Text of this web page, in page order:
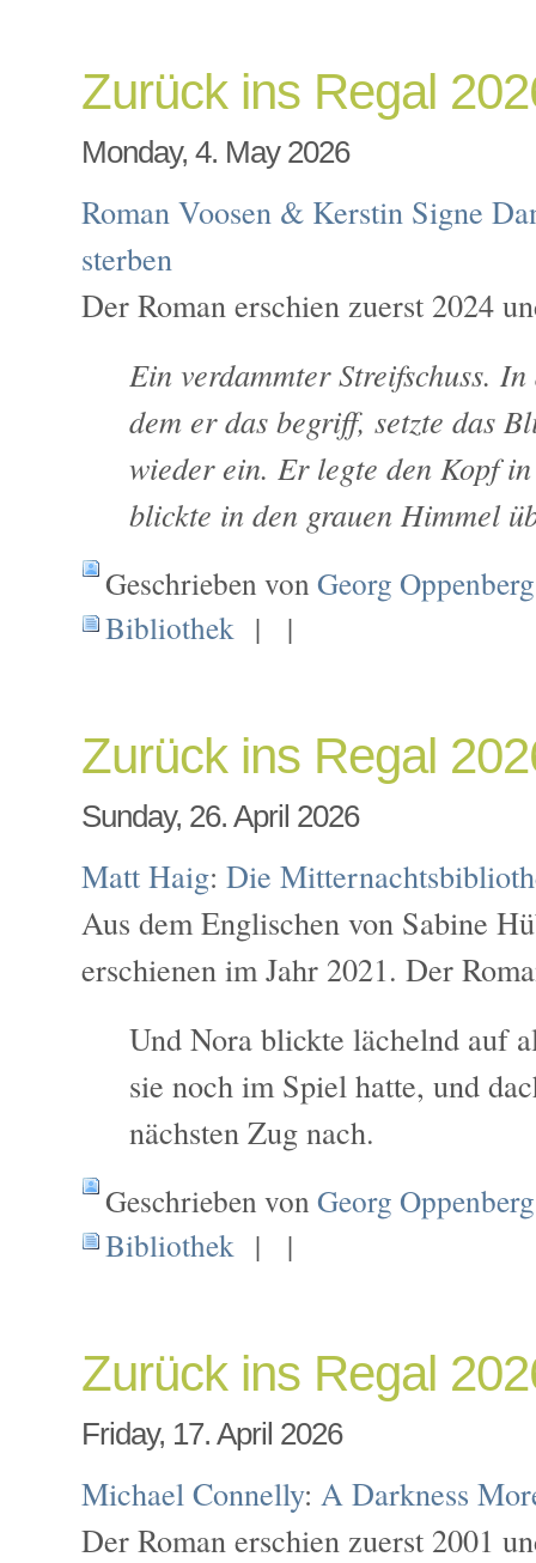
Zurück ins Regal
Monday, 4. May 2026
Roman Voosen & Kerstin Signe
sterben
Der Roman erschien zuerst 2024
Ein verdammter Streifschuss.
dem er das begriff, setzte das
wieder ein. Er legte den Kopf
blickte in den grauen Himmel
Geschrieben vonGeorg Oppenberg
Bibliothek | |
Zurück ins Regal
Sunday, 26. April 2026
Matt Haig:Die
Aus dem Englischen von Sabine
erschienen im Jahr 2021. Der
Und Nora blickte lächelnd auf
sie noch im Spiel hatte, und
nächsten Zug nach.
Geschrieben vonGeorg Oppenberg
Bibliothek | |
Zurück ins Regal
Friday, 17. April 2026
Michael Connelly:A Darkness
Der Roman erschien zuerst 2001